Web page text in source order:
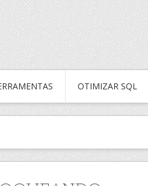
OTIMIZAR SQL